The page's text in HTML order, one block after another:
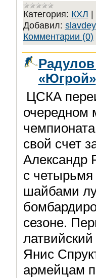
Категория: КХЛ |
Добавил: slavdey
Комментарии (0)
«Югрой»
ЦСКА
очередном
свой счет
Александр
с
шайбами
сезоне.
Янис
армейцам